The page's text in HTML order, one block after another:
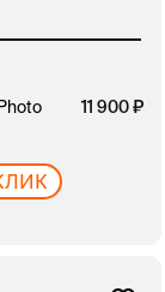
11 900